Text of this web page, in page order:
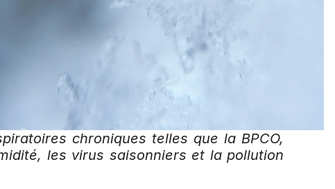
chroniques telles que la BPCO,
les virus saisonniers et la pollution